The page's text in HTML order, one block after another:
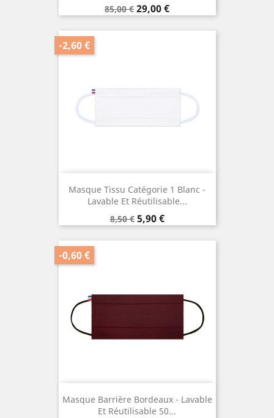
Prix
de
base
85,00 € Prix
29,00 €
Masque Tissu Catégorie 1 Blanc -
Lavable Et Réutilisable...
Prix
de
base
8,50 €
-2,60 €
Prix
5,90 €
Masque Barrière Bordeaux - Lavable
Et Réutilisable 50...
-0,60 €